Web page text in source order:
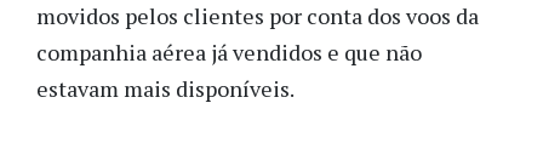
movidos pelos clientes por conta dos voos da
companhia aérea já vendidos e que não
estavam mais disponíveis.